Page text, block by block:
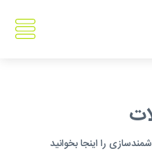
را اینجا بخوانید